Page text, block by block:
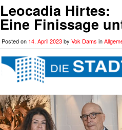
Leocadia Hirtes:
Eine Finissage
Posted on 14. April 2023by Vok Dams in